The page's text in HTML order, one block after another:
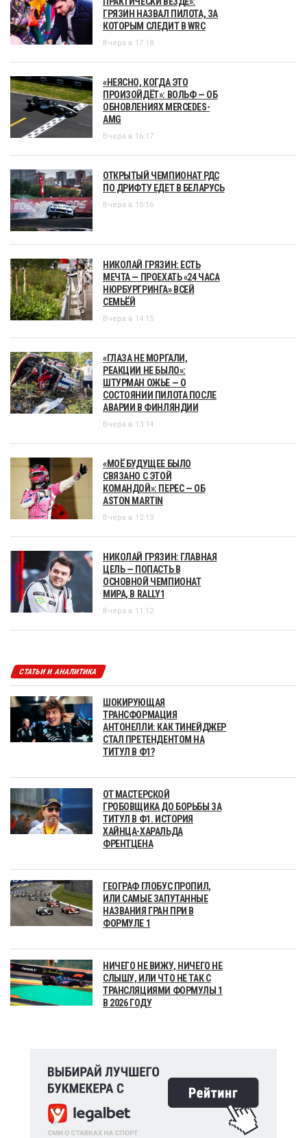
ГРЯЗИН НАЗВАЛ ПИЛОТА, ЗА
КОТОРЫМ СЛЕДИТ В WRC
Вчера в 17:18
«НЕЯСНО, КОГДА ЭТО
ПРОИЗОЙДЁТ»: ВОЛЬФ — ОБ
ОБНОВЛЕНИЯХ MERCEDES-
AMG
Вчера в 16:17
ОТКРЫТЫЙ ЧЕМПИОНАТ РДС
ПО ДРИФТУ ЕДЕТ В БЕЛАРУСЬ
Вчера в 15:16
НИКОЛАЙ ГРЯЗИН: ЕСТЬ
МЕЧТА — ПРОЕХАТЬ «24 ЧАСА
НЮРБУРГРИНГА» ВСЕЙ
СЕМЬЁЙ
Вчера в 14:15
«ГЛАЗА НЕ МОРГАЛИ,
РЕАКЦИИ НЕ БЫЛО»:
ШТУРМАН ОЖЬЕ — О
СОСТОЯНИИ ПИЛОТА ПОСЛЕ
АВАРИИ В ФИНЛЯНДИИ
Вчера в 13:14
«МОЁ БУДУЩЕЕ БЫЛО
СВЯЗАНО С ЭТОЙ
КОМАНДОЙ»: ПЕРЕС — ОБ
ASTON MARTIN
Вчера в 12:13
НИКОЛАЙ ГРЯЗИН: ГЛАВНАЯ
ЦЕЛЬ — ПОПАСТЬ В
ОСНОВНОЙ ЧЕМПИОНАТ
МИРА, В RALLY1
Вчера в 11:12
СТАТЬИ И АНАЛИТИКА
ШОКИРУЮЩАЯ
ТРАНСФОРМАЦИЯ
АНТОНЕЛЛИ: КАК ТИНЕЙДЖЕР
СТАЛ ПРЕТЕНДЕНТОМ НА
ТИТУЛ В Ф1?
ОТ МАСТЕРСКОЙ
ГРОБОВЩИКА ДО БОРЬБЫ ЗА
ТИТУЛ В Ф1. ИСТОРИЯ
ХАЙНЦА-ХАРАЛЬДА
ФРЕНТЦЕНА
ГЕОГРАФ ГЛОБУС ПРОПИЛ,
ИЛИ САМЫЕ ЗАПУТАННЫЕ
НАЗВАНИЯ ГРАН ПРИ В
ФОРМУЛЕ 1
НИЧЕГО НЕ ВИЖУ, НИЧЕГО НЕ
СЛЫШУ, ИЛИ ЧТО НЕ ТАК С
ТРАНСЛЯЦИЯМИ ФОРМУЛЫ 1
В 2026 ГОДУ